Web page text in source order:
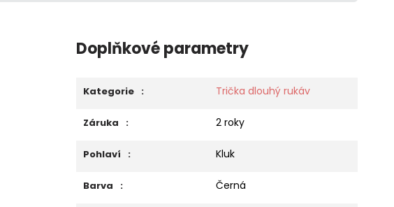
Doplňkové parametry
Kategorie : Trička dlouhý rukáv
Záruka : 2 roky
Pohlaví : Kluk
Barva : Černá